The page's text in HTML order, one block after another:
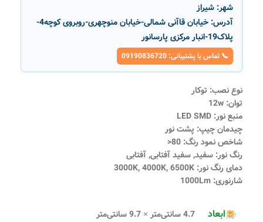
شهر: شیراز
آدرس:
خیابان قاآنی شمالی-خیابان منوچهری-روبروی کوچه4-
پلاک19-انبار مرکزی پارسانور
📞 تماس با پشتیبانی: 09190836720
نوع نصب: توکار
توان: 12w
منبع نور: LED SMD
چیدمان چیپ: پشت نور
شاخص نمود رنگ: 80<
رنگ نور: سفید, سفید آفتابی, آفتابی
دمای رنگ نور: 3000K, 4000K, 6500K
شارنوری: 1000Lm
ابعاد 4.7 سانتی‌متر × 9.7 سانتی‌متر